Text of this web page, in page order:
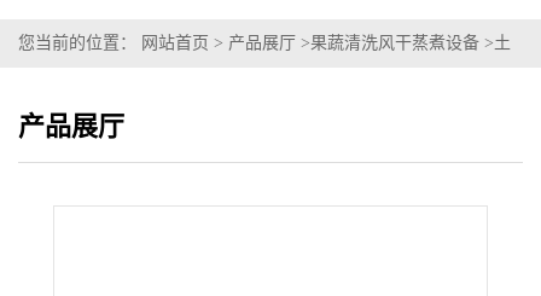
您当前的位置： 网站首页 > 产品展厅 >果蔬清洗风干蒸煮设备 >土
产品展厅